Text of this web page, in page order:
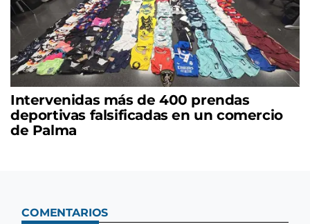
Intervenidas más de 400 prendas
deportivas falsificadas en un comercio
de Palma
COMENTARIOS